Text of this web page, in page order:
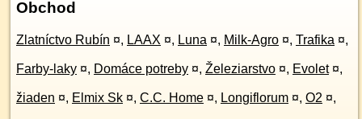
Obchod
Zlatníctvo Rubín ¤, LAAX ¤, Luna ¤, Milk-Agro ¤, Trafika ¤,
Farby-laky ¤, Domáce potreby ¤, Železiarstvo ¤, Evolet ¤,
žiaden ¤, Elmix Sk ¤, C.C. Home ¤, Longiflorum ¤, O2 ¤,